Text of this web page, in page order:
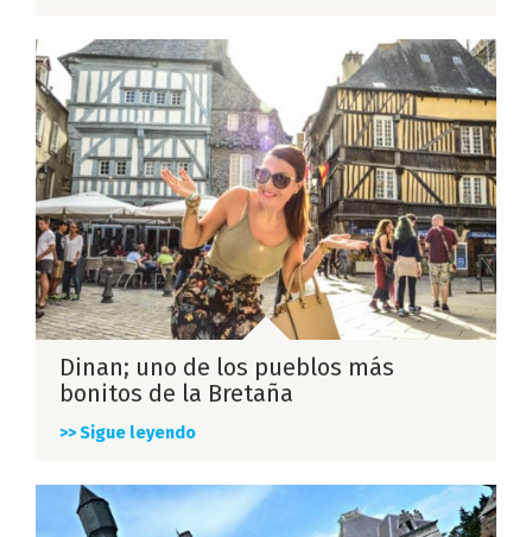
Dinan; uno de los pueblos más
bonitos de la Bretaña
>> Sigue leyendo